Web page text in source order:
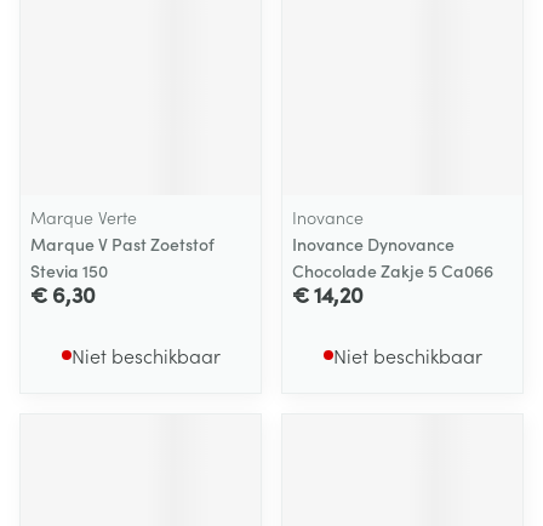
Marque Verte
Marque V Past Zoetstof
Stevia 150
€ 6,30
Niet beschikbaar
Inovance
Inovance Dynovance
Chocolade Zakje 5 Ca066
€ 14,20
Niet beschikbaar